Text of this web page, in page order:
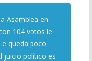
Asamblea en
104 votos le
queda poco
juicio político es